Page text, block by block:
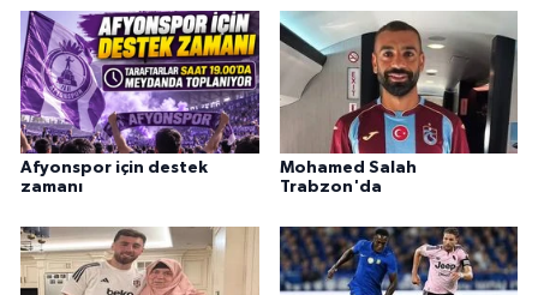
Afyonspor için destek
zamanı
Mohamed Salah
Trabzon'da